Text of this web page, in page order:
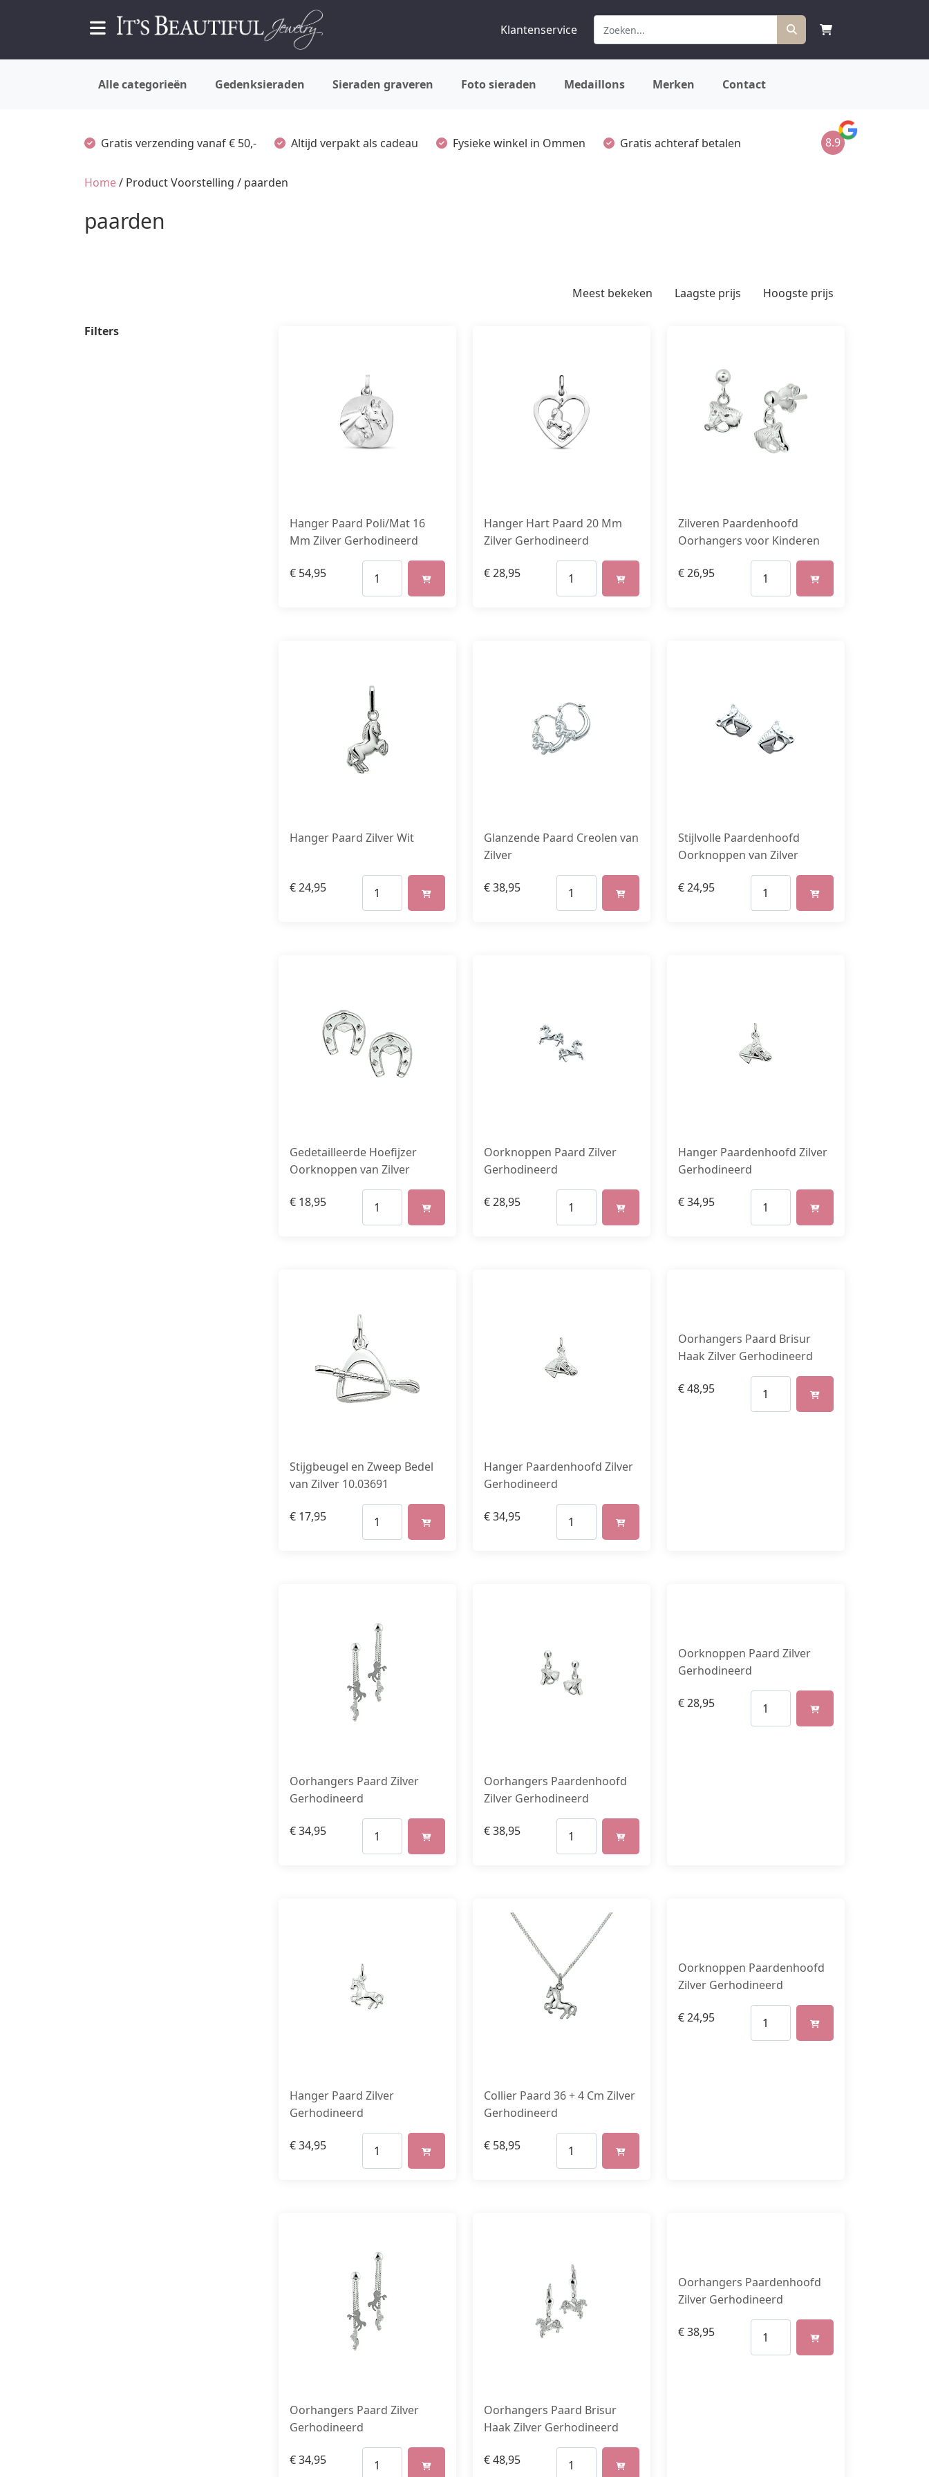
Klantenservice
Alle categorieën Gedenksieraden Sieraden graveren Foto sieraden Medaillons Merken Contact
Gratis verzending vanaf € 50,- Altijd verpakt als cadeau Fysieke winkel in Ommen Gratis achteraf betalen 8.9
Home/ Product Voorstelling / paarden
paarden
Filters
Meest bekeken Laagste prijs Hoogste prijs
Hanger Paard Poli/Mat 16
Mm Zilver Gerhodineerd
€ 54,95
Hanger Hart Paard 20 Mm
Zilver Gerhodineerd
€28,95
Zilveren Paardenhoofd
Oorhangers voor Kinderen
€26,95
Hanger Paard Zilver Wit
€24,95
Glanzende Paard Creolen van
Zilver
€38,95
Stijlvolle Paardenhoofd
Oorknoppen van Zilver
€24,95
Gedetailleerde Hoefijzer
Oorknoppen van Zilver
€ 18,95
Oorknoppen Paard Zilver
Gerhodineerd
€28,95
Hanger Paardenhoofd Zilver
Gerhodineerd
€34,95
Stijgbeugel en Zweep Bedel
van Zilver 10.03691
€ 17,95
Hanger Paardenhoofd Zilver
Gerhodineerd
€34,95
Oorhangers Paard Brisur
Haak Zilver Gerhodineerd
€48,95
Oorhangers Paard Zilver
Gerhodineerd
€34,95
Oorhangers Paardenhoofd
Zilver Gerhodineerd
€38,95
Oorknoppen Paard Zilver
Gerhodineerd
€28,95
Hanger Paard Zilver
Gerhodineerd
€34,95
Collier Paard 36 + 4 Cm Zilver
Gerhodineerd
€58,95
Oorknoppen Paardenhoofd
Zilver Gerhodineerd
€24,95
Oorhangers Paard Zilver
Gerhodineerd
€34,95
Oorhangers Paard Brisur
Haak Zilver Gerhodineerd
€48,95
Oorhangers Paardenhoofd
Zilver Gerhodineerd
€38,95